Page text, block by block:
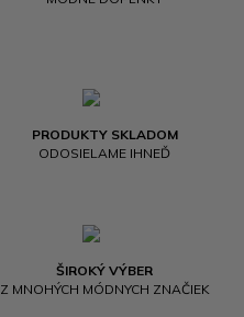
PRODUKTY SKLADOM
ODOSIELAME IHNEĎ
ŠIROKÝ VÝBER
Z MNOHÝCH MÓDNYCH ZNAČIEK